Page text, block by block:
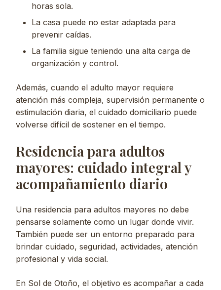
horas sola.
La casa puede no estar adaptada para
prevenir caídas.
La familia sigue teniendo una alta carga de
organización y control.
Además, cuando el adulto mayor requiere
atención más compleja, supervisión permanente o
estimulación diaria, el cuidado domiciliario puede
volverse difícil de sostener en el tiempo.
Residencia para adultos
mayores: cuidado integral y
acompañamiento diario
Una residencia para adultos mayores no debe
pensarse solamente como un lugar donde vivir.
También puede ser un entorno preparado para
brindar cuidado, seguridad, actividades, atención
profesional y vida social.
En Sol de Otoño, el objetivo es acompañar a cada